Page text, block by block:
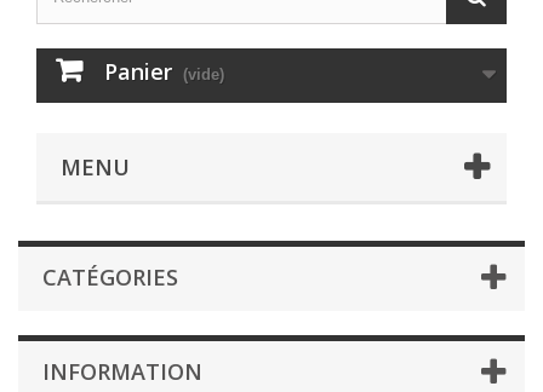
Panier (vide)
MENU
CATÉGORIES
INFORMATION